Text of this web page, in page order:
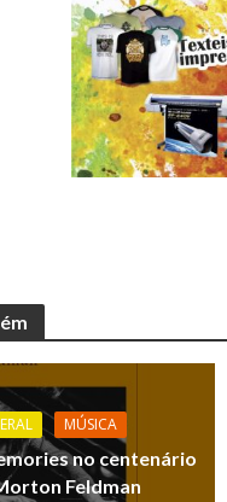
MÚSICA
no centenário
Feldman